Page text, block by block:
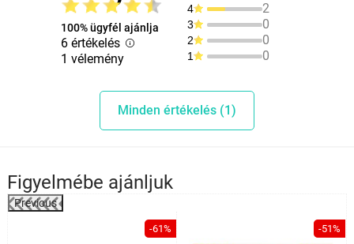
100% ügyfél ajánlja
6 értékelés
1 vélemény
4 2
3 0
2 0
1 0
Minden értékelés (1)
Figyelmébe ajánljuk
Previous
-61% -51%